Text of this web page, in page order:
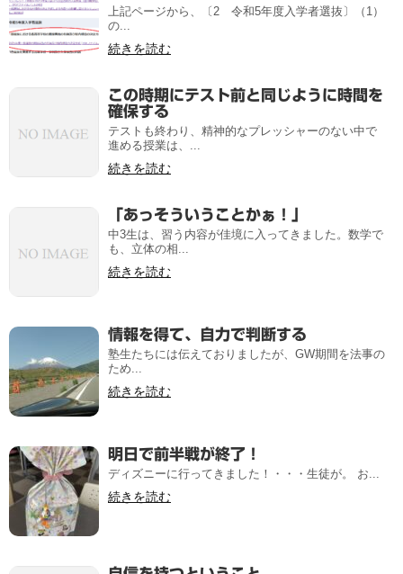
上記ページから、〔2 令和5年度入学者選抜〕（1）
の...
続きを読む
この時期にテスト前と同じように時間を
確保する
テストも終わり、精神的なプレッシャーのない中で
進める授業は、...
続きを読む
「あっそういうことかぁ！」
中3生は、習う内容が佳境に入ってきました。数学で
も、立体の相...
続きを読む
情報を得て、自力で判断する
塾生たちには伝えておりましたが、GW期間を法事の
ため...
続きを読む
明日で前半戦が終了！
ディズニーに行ってきました！・・・生徒が。 お...
続きを読む